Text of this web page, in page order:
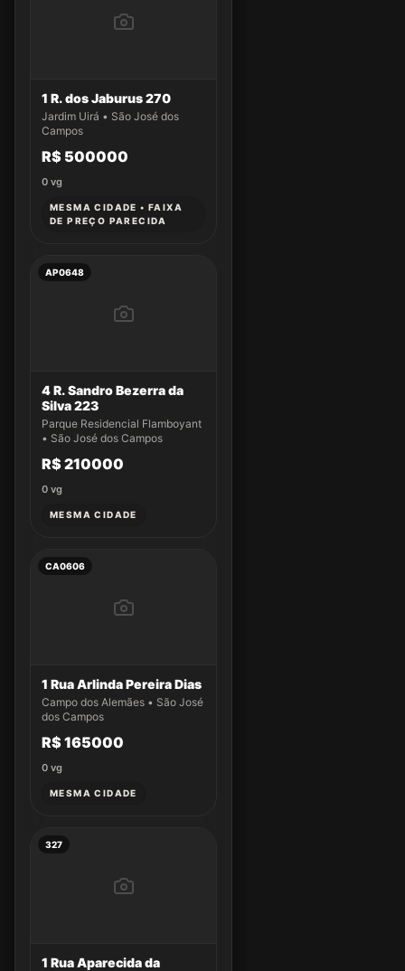
1 R. dos Jaburus 270
Jardim Uirá • São José dos
Campos
R$ 500000
0 vg
MESMA CIDADE • FAIXA
DE PREÇO PARECIDA
AP0648
4 R. Sandro Bezerra da
Silva 223
Parque Residencial Flamboyant
• São José dos Campos
R$ 210000
0 vg
MESMA CIDADE
CA0606
1 Rua Arlinda Pereira Dias
Campo dos Alemães • São José
dos Campos
R$ 165000
0 vg
MESMA CIDADE
327
1 Rua Aparecida da